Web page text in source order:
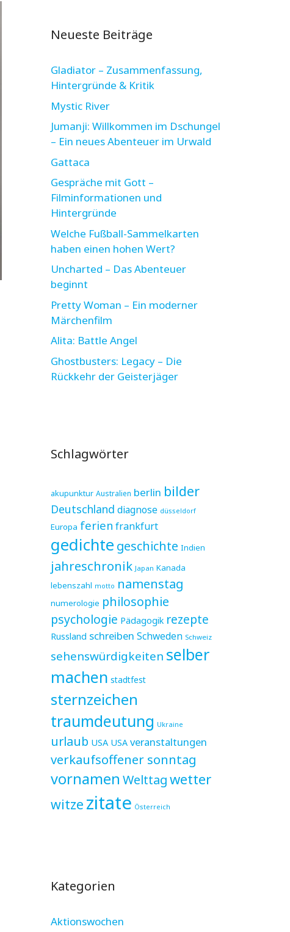
Neueste Beiträge
Gladiator – Zusammenfassung,
Hintergründe & Kritik
Mystic River
Jumanji: Willkommen im Dschungel
– Ein neues Abenteuer im Urwald
Gattaca
Gespräche mit Gott –
Filminformationen und
Hintergründe
Welche Fußball-Sammelkarten
haben einen hohen Wert?
Uncharted – Das Abenteuer
beginnt
Pretty Woman – Ein moderner
Märchenfilm
Alita: Battle Angel
Ghostbusters: Legacy – Die
Rückkehr der Geisterjäger
Schlagwörter
akupunktur Australien berlin bilder
Deutschland diagnose düsseldorf
Europa ferien frankfurt
gedichte geschichte Indien
jahreschronik Japan Kanada
lebenszahl motto namenstag
numerologie philosophie
psychologie Pädagogik rezepte
Russland schreiben Schweden Schweiz
sehenswürdigkeiten selber
machen stadtfest
sternzeichen
traumdeutung Ukraine
urlaub USA USA veranstaltungen
verkaufsoffener sonntag
vornamen Welttagwetter
witze zitate Österreich
Kategorien
Aktionswochen